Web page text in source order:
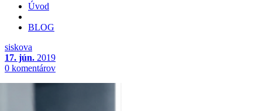
Úvod
BLOG
siskova
17. jún. 2019
0 komentárov